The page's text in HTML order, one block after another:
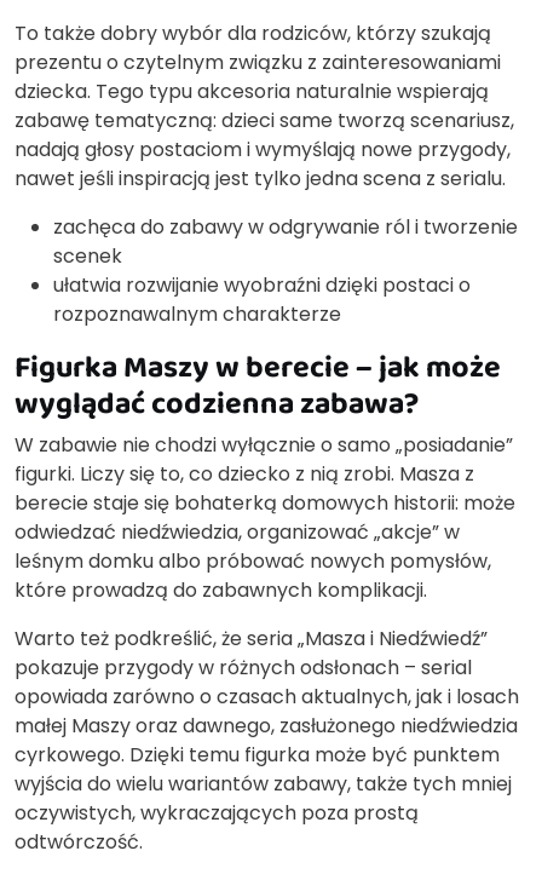
To także dobry wybór dla rodziców, którzy szukają
prezentu o czytelnym związku z zainteresowaniami
dziecka. Tego typu akcesoria naturalnie wspierają
zabawę tematyczną: dzieci same tworzą scenariusz,
nadają głosy postaciom i wymyślają nowe przygody,
nawet jeśli inspiracją jest tylko jedna scena z serialu.
zachęca do zabawy w odgrywanie ról i tworzenie
scenek
ułatwia rozwijanie wyobraźni dzięki postaci o
rozpoznawalnym charakterze
Figurka Maszy w berecie – jak może
wyglądać codzienna zabawa?
W zabawie nie chodzi wyłącznie o samo „posiadanie”
figurki. Liczy się to, co dziecko z nią zrobi. Masza z
berecie staje się bohaterką domowych historii: może
odwiedzać niedźwiedzia, organizować „akcje” w
leśnym domku albo próbować nowych pomysłów,
które prowadzą do zabawnych komplikacji.
Warto też podkreślić, że seria „Masza i Niedźwiedź”
pokazuje przygody w różnych odsłonach – serial
opowiada zarówno o czasach aktualnych, jak i losach
małej Maszy oraz dawnego, zasłużonego niedźwiedzia
cyrkowego. Dzięki temu figurka może być punktem
wyjścia do wielu wariantów zabawy, także tych mniej
oczywistych, wykraczających poza prostą
odtwórczość.